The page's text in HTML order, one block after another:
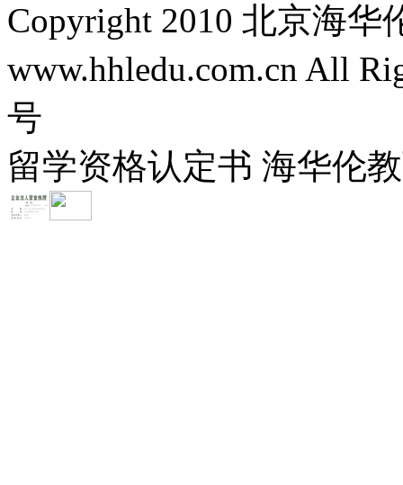
Copyright 2010 北京海
www.hhledu.com.cn All
号
留学资格认定书 海华伦